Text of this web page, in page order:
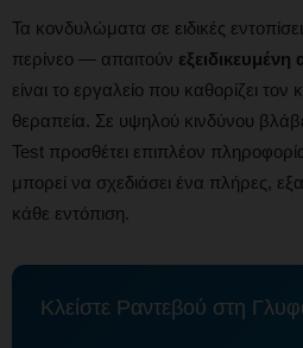
Τα κονδυλώματα σε ειδικές
περίνεο — απαιτούν εξειδικευμένη
είναι το εργαλείο που καθορίζει τον
θεραπεία. Σε υψηλού κινδύνου
Test προσθέτει επιπλέον
μπορεί να σχεδιάσει ένα πλήρες,
κάθε εντόπιση.
Κλείστε Ραντεβού στη